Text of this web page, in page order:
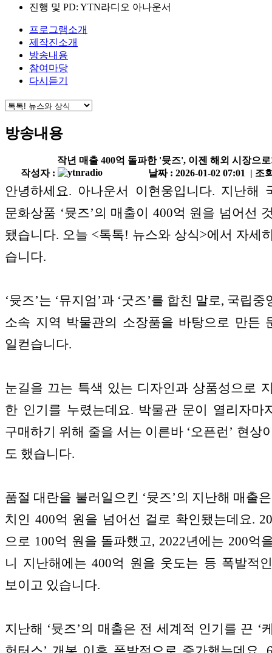
진행 및 PD: YTN라디오 아나운서
프로그램소개
제작진소개
방송내용
참여마당
다시듣기
방송내용
작년 매출 400억 돌파한 '뮷즈', 이젠 해외 시장으
작성자 :
날짜 : 2026-01-02 07:01 | 조
안녕하세요. 아나운서 이현웅입니다. 지난해
문화상품 ‘뮷즈’의 매출이 400억 원을 넘어선
됐습니다. 오늘 <톡톡! 뉴스와 상식>에서 자세
습니다.
‘뮷즈’는 ‘뮤지엄’과 ‘굿즈’를 합친 말로, 국립
소속 지역 박물관의 소장품을 바탕으로 만든
일컫습니다.
눈길을 끄는 특색 있는 디자인과 상품성으로
한 인기를 누렸는데요. 박물관 문이 열리자마
구매하기 위해 줄을 서는 이른바 ‘오픈런’ 현상
도 했습니다.
품절 대란을 불러일으킨 ‘뮷즈’의 지난해 매출
치인 400억 원을 넘어선 걸로 확인됐는데요.
으로 100억 원을 돌파했고, 2022년에는 200억
니 지난해에는 400억 원을 웃도는 등 폭발적
보이고 있습니다.
지난해 ‘뮷즈’의 매출은 전 세계적 인기를 끈 ‘